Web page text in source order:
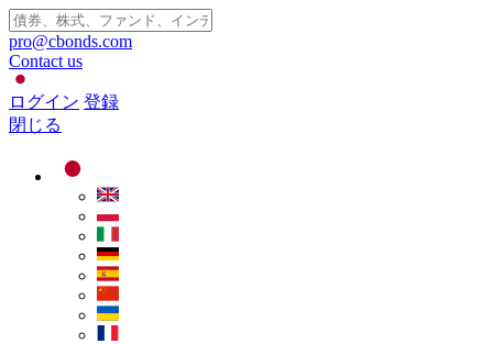
pro@cbonds.com
Contact us
ログイン 登録
閉じる